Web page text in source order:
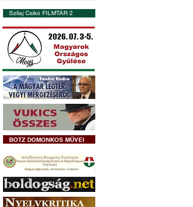
Szilaj Csikó FILMTÁR 2
BOTZ DOMONKOS MŰVEI